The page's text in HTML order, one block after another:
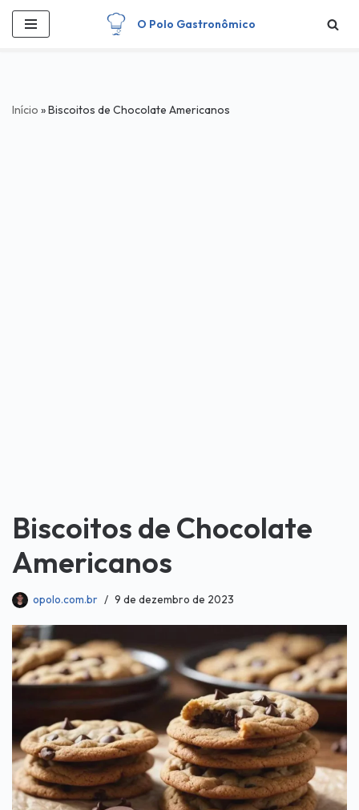
Pular
O Polo Gastronômico
Início »Biscoitos de Chocolate Americanos
Biscoitos de Chocolate
Americanos
opolo.com.br 9 de dezembro de 2023